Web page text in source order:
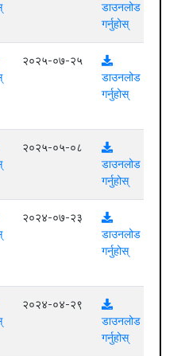
डाउनलोड
गर्नुहोस्
२०२५-०७-२५
डाउनलोड
गर्नुहोस्
२०२५-०५-०८
डाउनलोड
गर्नुहोस्
२०२४-०७-२३
डाउनलोड
गर्नुहोस्
२०२४-०४-२९
डाउनलोड
गर्नुहोस्